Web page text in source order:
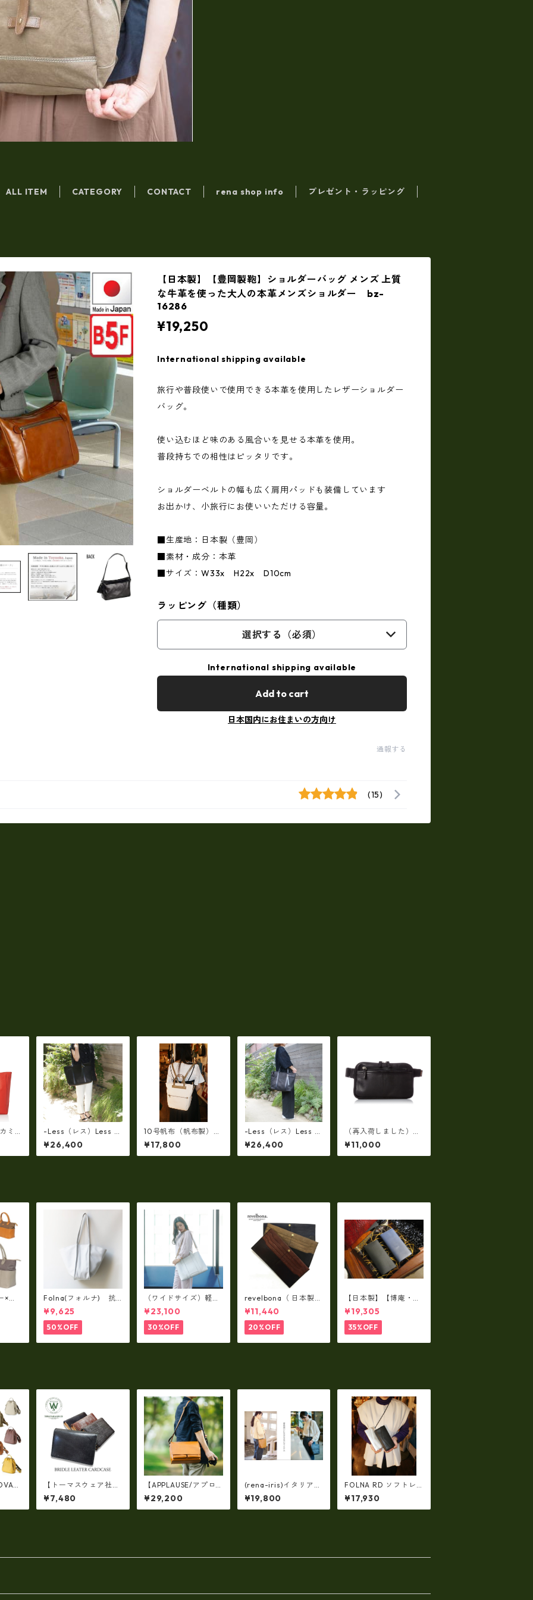
ALL ITEM CATEGORY CONTACT rena shop info プレゼント・ラッピング
【日本製】【豊岡製鞄】ショルダーバッグ メンズ 上質
な牛革を使った大人の本革メンズショルダー bz-
16286
¥19,250
International shipping available
旅行や普段使いで使用できる本革を使用したレザーショルダー
バッグ。
使い込むほど味のある風合いを見せる本革を使用。
普段持ちでの相性はピッタリです。
ショルダーベルトの幅も広く肩用パッドも装備しています
お出かけ、小旅行にお使いいただける容量。
■生産地：日本製（豊岡）
■素材・成分：本革
■サイズ：W33x H22x D10cm
ラッピング（種類）
選択する（必須）
International shipping available
Add to cart
日本国内にお住まいの方向け
通報する
(15)
ミ
ユニ
-Less（レス）Less D
ESIGN(レスデザイン)S
carred Texture（牛
革）斜め掛け＆多機能
¥26,400
10号帆布（帆布製）M
a h L 革コンビ・リュ
ック 7M2-1144
¥17,800
-Less（レス）Less D
ESIGN(レスデザイン)S
carred Texture（牛
革）斜め掛け＆多機能
¥26,400
（再入荷しました）エ
ヴァウィン EVERWIN
日本製 【日本製】【レ
ザー】ウェストボディ
¥11,000
パ
Folna(フォルナ) 抗
菌ソフトスムースレザ
ー トートバッグ / FOL
NA RD fo-083244
¥9,625
50%OFF
（ワイドサイズ）軽
量・牛革製品・2WAY
ヌメ革トートバッグ
（A3サイズ/日本製）
(高収納）ir-02G
¥23,100
30%OFF
revelbona（ 日本製）
国産牛革製・お札入
れ ロングウォレッ
ト rl-001
¥11,440
20%OFF
【日本製】【博庵・HI
ROAN】最高級牛革
（ボーテッド）札入
れ・長財布 ha-2153
5
¥19,305
35%OFF
リュ
【トーマスウェア社
製】ブライドルレザー
製 カードケース 日
本製 U0411
¥7,480
【APPLAUSE/アプロ
ーズ】OTONANO seri
es レザー フラップ シ
ョルダーバッグ Lサイ
¥29,200
(rena-iris)イタリアン
レザー（シュリンク
革）・斜め掛けショル
ダー（日本製）ri-722
¥19,800
FOLNA RD ソフトレ
ザー/ホイルレザー エ
ンべロープ 長財布
fo-2993901
¥17,930